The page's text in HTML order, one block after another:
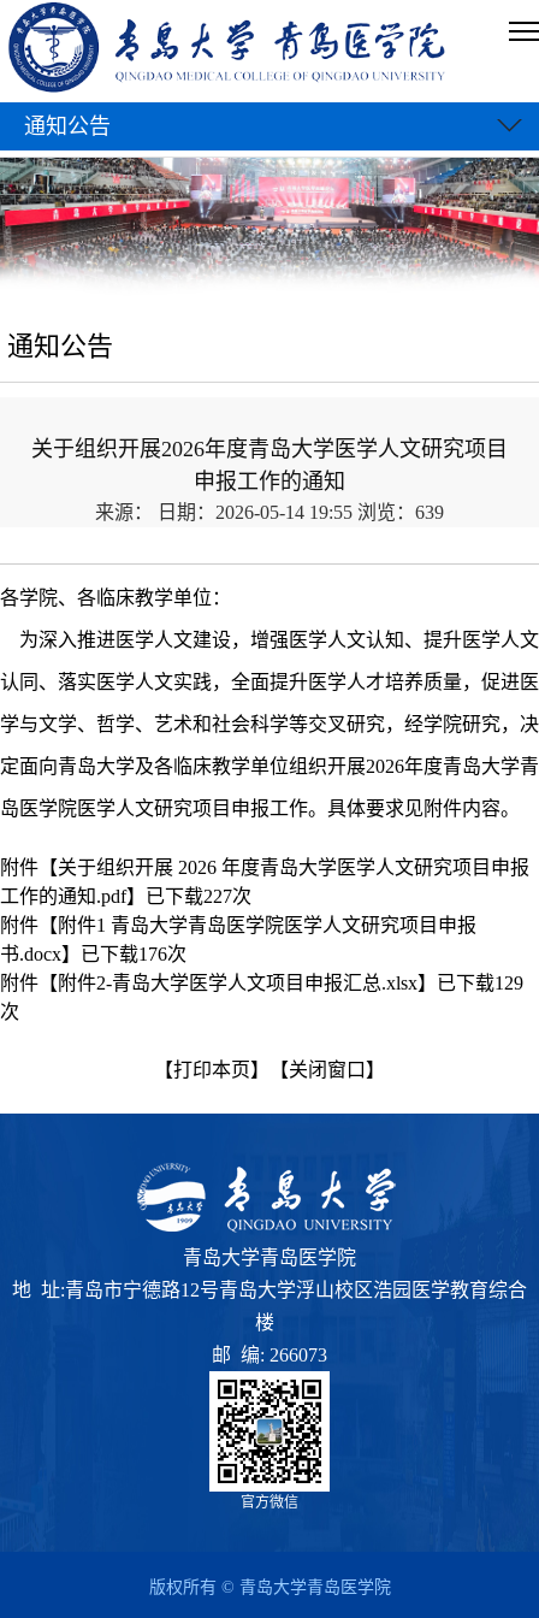
通知公告
通知公告
关于组织开展2026年度青岛大学医学人文研究项目
申报工作的通知
来源： 日期：2026-05-14 19:55 浏览： 639
各学院、各临床教学单位：
为深入推进医学人文建设，增强医学人文认知、提升医学人文
认同、落实医学人文实践，全面提升医学人才培养质量，促进医
学与文学、哲学、艺术和社会科学等交叉研究，经学院研究，决
定面向青岛大学及各临床教学单位组织开展2026年度青岛大学青
岛医学院医学人文研究项目申报工作。具体要求见附件内容。
附件【关于组织开展 2026 年度青岛大学医学人文研究项目申报
工作的通知.pdf】已下载227次
附件【 附件1 青岛大学青岛医学院医学人文研究项目申报
书.docx】已下载176次
附件【 附件2-青岛大学医学人文项目申报汇总.xlsx】已下载129
次
【打印本页】 【关闭窗口】
青岛大学青岛医学院
地 址:青岛市宁德路12号青岛大学浮山校区浩园医学教育综合
楼
邮 编: 266073
官方微信
版权所有 © 青岛大学青岛医学院